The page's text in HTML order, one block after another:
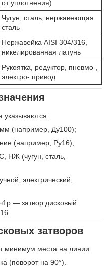
от уплотнения)
Чугун, сталь, нержавеющая
сталь
Нержавейка AISI 304/316,
никелированная латунь
Рукоятка, редуктор, пневмо-,
электро- привод
указываются:
(например, Ду100);
(например, Ру16);
НЖ (чугун, сталь,
электрический,
— затвор дисковый
затворов
минимум места на линии.
(поворот на 90°).